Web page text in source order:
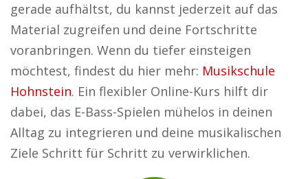
gerade aufhältst, du kannst jederzeit auf das
Material zugreifen und deine Fortschritte
voranbringen. Wenn du tiefer einsteigen
möchtest, findest du hier mehr: Musikschule
Hohnstein. Ein flexibler Online-Kurs hilft dir
dabei, das E-Bass-Spielen mühelos in deinen
Alltag zu integrieren und deine musikalischen
Ziele Schritt für Schritt zu verwirklichen.